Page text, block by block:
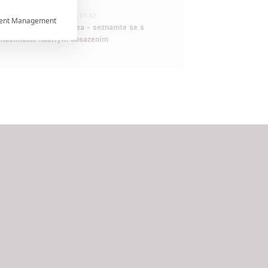
preview: Odyssea - seznamte se s
nabitým obsazením

Management